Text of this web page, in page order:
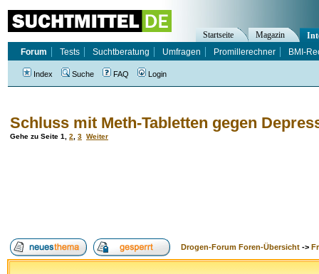
Schluss mit Meth-Tabletten gegen
Gehe zu Seite 1 2 3 Weiter
Drogen-Forum Foren-Übersicht ->
Startseite Magazin
Forum
Tests Suchtberatung Umfragen Promillerechner BMI-
Index Suche FAQ Login